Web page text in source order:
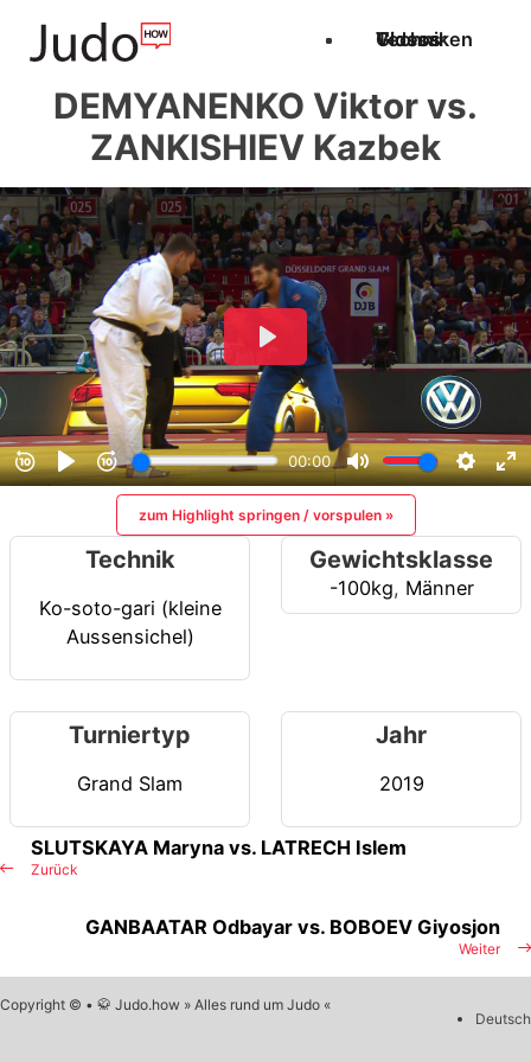
Techniken
Videos
Glossar
DEMYANENKO Viktor vs.
ZANKISHIEV Kazbek
zum Highlight springen / vorspulen »
Technik
Ko-soto-gari (kleine
Aussensichel)
Gewichtsklasse
-100kg, Männer
Turniertyp
Grand Slam
Jahr
2019
Zurück
SLUTSKAYA Maryna vs. LATRECH Islem
Weiter
GANBAATAR Odbayar vs. BOBOEV Giyosjon
Copyright © • 🥋 Judo.how » Alles rund um Judo «
Deutsch